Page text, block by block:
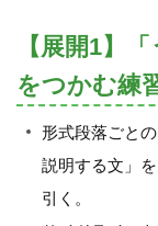
【展開1】
をつかむ練
形式段落ごと
説明する文」
引く。